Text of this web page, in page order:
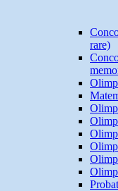
rare)